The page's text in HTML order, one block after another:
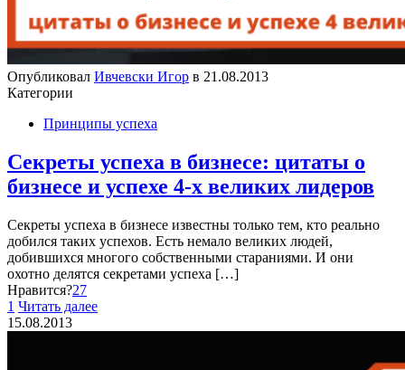
Опубликовал Ивчевски Игор в 21.08.2013
Категории
Принципы успеха
Секреты успеха в бизнесе: цитаты о
бизнесе и успехе 4-х великих лидеров
Секреты успеха в бизнесе известны только тем, кто реально
добился таких успехов. Есть немало великих людей,
добившихся многого собственными стараниями. И они
охотно делятся секретами успеха […]
Нравится?27
1 Читать далее
15.08.2013